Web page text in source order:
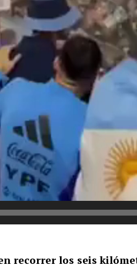
recorrer los seis